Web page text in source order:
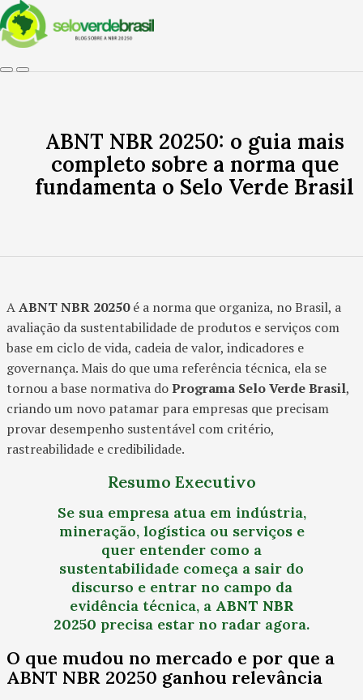
ABNT NBR 20250: o guia mais
completo sobre a norma que
fundamenta o Selo Verde Brasil
AABNT NBR 20250é a norma que organiza, no Brasil, a
avaliação da sustentabilidade de produtos e serviços com
base em ciclo de vida, cadeia de valor, indicadores e
governança. Mais do que uma referência técnica, ela se
tornou a base normativa doPrograma Selo Verde Brasil,
criando um novo patamar para empresas que precisam
provar desempenho sustentável com critério,
rastreabilidade e credibilidade.
Resumo Executivo
Se sua empresa atua em indústria,
mineração, logística ou serviços e
quer entender como a
sustentabilidade começa a sair do
discurso e entrar no campo da
evidência técnica, a ABNT NBR
20250 precisa estar no radar agora.
O que mudou no mercado e por que a
ABNT NBR 20250 ganhou relevância